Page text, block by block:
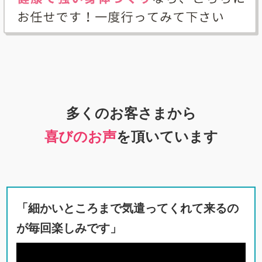
多くのお客さまから
喜びのお声を頂いています
「細かいところまで気遣ってくれて来るの
が毎回楽しみです」